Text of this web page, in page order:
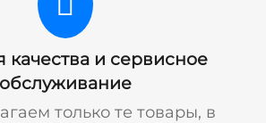
качества и сервисное
обслуживание
только те товары, в